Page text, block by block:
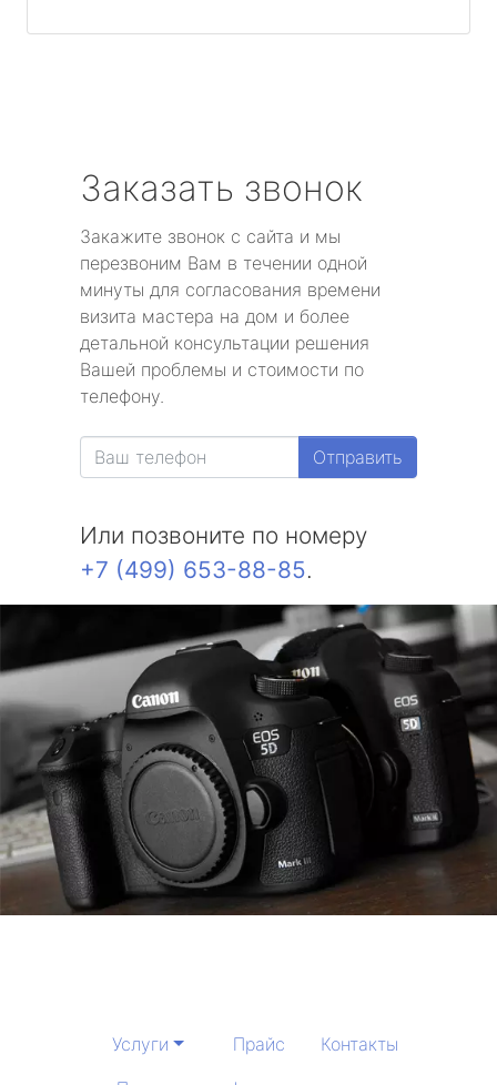
Заказать звонок
Закажите звонок с сайта и мы
перезвоним Вам в течении одной
минуты для согласования времени
визита мастера на дом и более
детальной консультации решения
Вашей проблемы и стоимости по
телефону.
Отправить
Или позвоните по номеру
+7 (499) 653-88-85.
Услуги Прайс
Контакты